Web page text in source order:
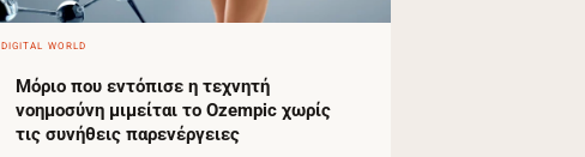
DIGITAL WORLD
Μόριο που εντόπισε η τεχνητή
νοημοσύνη μιμείται το Ozempic χωρίς
τις συνήθεις παρενέργειες